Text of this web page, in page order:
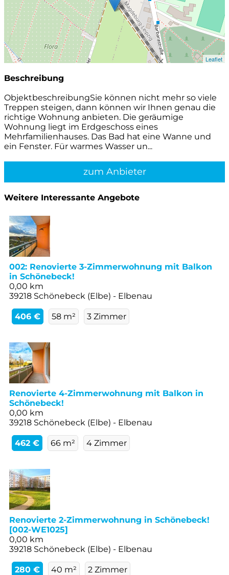
Leaflet
Beschreibung
ObjektbeschreibungSie können nicht mehr so viele
Treppen steigen, dann können wir Ihnen genau die
richtige Wohnung anbieten. Die geräumige
Wohnung liegt im Erdgeschoss eines
Mehrfamilienhauses. Das Bad hat eine Wanne und
ein Fenster. Für warmes Wasser un...
zum Anbieter
Weitere Interessante Angebote
002: Renovierte 3-Zimmerwohnung mit Balkon
in Schönebeck!
0,00 km
39218 Schönebeck (Elbe) - Elbenau
406 € 58 m² 3 Zimmer
Renovierte 4-Zimmerwohnung mit Balkon in
Schönebeck!
0,00 km
39218 Schönebeck (Elbe) - Elbenau
462 € 66 m² 4 Zimmer
Renovierte 2-Zimmerwohnung in Schönebeck!
[002-WE1025]
0,00 km
39218 Schönebeck (Elbe) - Elbenau
280 € 40 m² 2 Zimmer